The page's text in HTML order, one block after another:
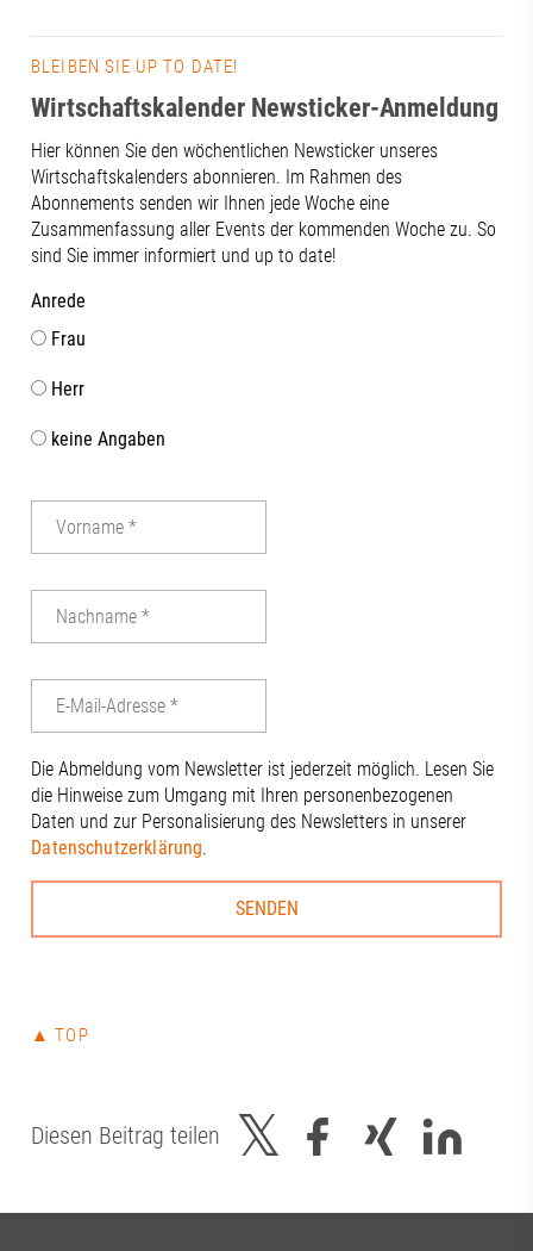
BLEIBEN SIE UP TO DATE!
Wirtschaftskalender Newsticker-Anmeldung
Hier können Sie den wöchentlichen Newsticker unseres
Wirtschaftskalenders abonnieren. Im Rahmen des
Abonnements senden wir Ihnen jede Woche eine
Zusammenfassung aller Events der kommenden Woche zu. So
sind Sie immer informiert und up to date!
Anrede
Frau
Herr
keine Angaben
Die Abmeldung vom Newsletter ist jederzeit möglich. Lesen Sie
die Hinweise zum Umgang mit Ihren personenbezogenen
Daten und zur Personalisierung des Newsletters in unserer
Datenschutzerklärung.
▲ TOP
Diesen Beitrag teilen